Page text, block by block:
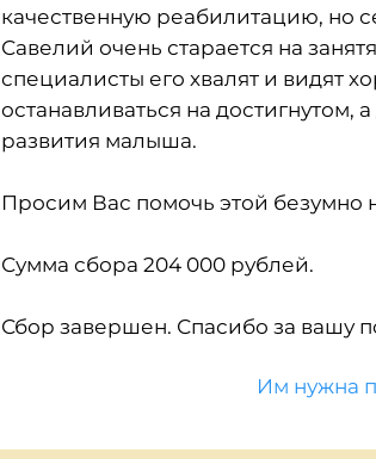
качественную реабилитацию, но
Савелий очень старается на
специалисты его хвалят и видят
останавливаться на достигнутом,
развития малыша.
Просим Вас помочь этой безумно
Сумма сбора 204 000 рублей.
Сбор завершен. Спасибо за вашу
Им нужна